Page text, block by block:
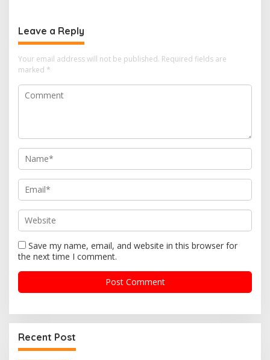
a
v
i
g
a
o
n
Leave a Reply
Your email address will not be published. Required fields are
marked *
Save my name, email, and website in this browser for
the next time I comment.
Recent Post